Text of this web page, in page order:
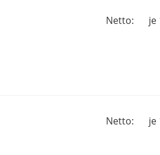
Netto: je
Netto: je